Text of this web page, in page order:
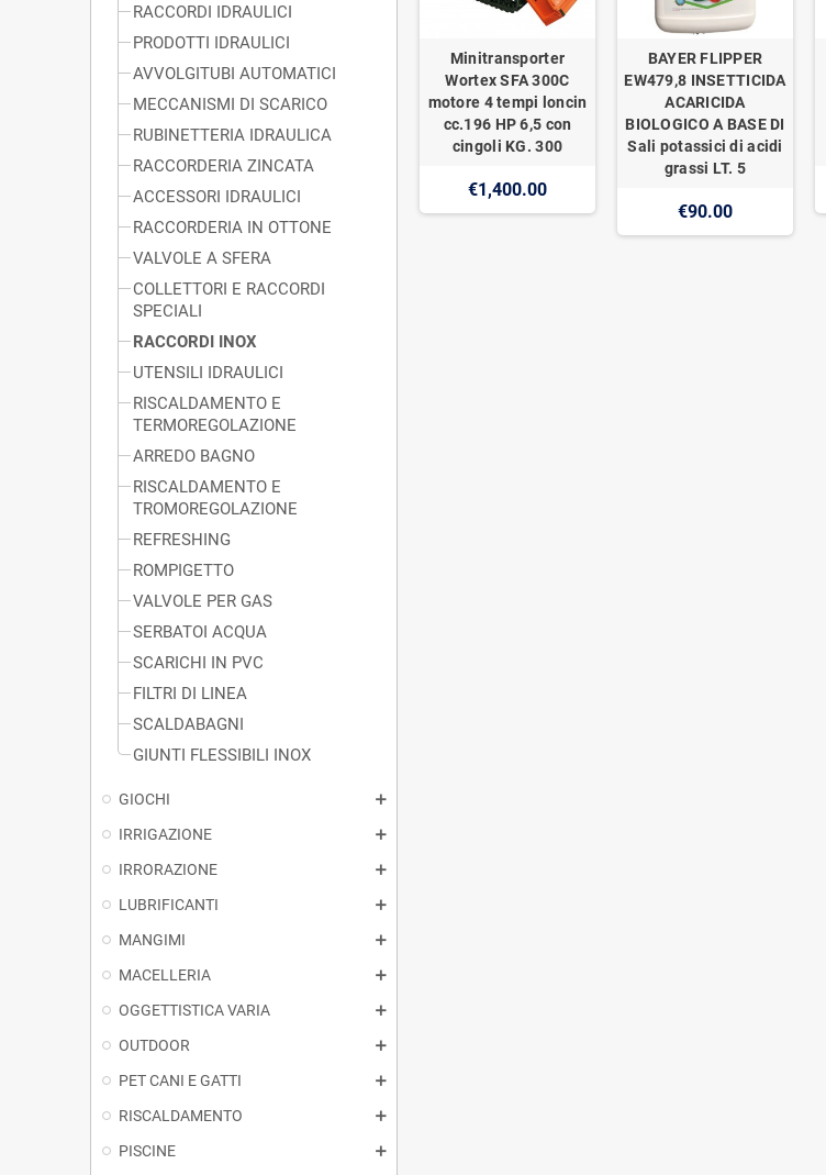
RACCORDI IDRAULICI
PRODOTTI IDRAULICI
AVVOLGITUBI AUTOMATICI
MECCANISMI DI SCARICO
RUBINETTERIA IDRAULICA
RACCORDERIA ZINCATA
ACCESSORI IDRAULICI
RACCORDERIA IN OTTONE
VALVOLE A SFERA
COLLETTORI E RACCORDI
SPECIALI
RACCORDI INOX
UTENSILI IDRAULICI
RISCALDAMENTO E
TERMOREGOLAZIONE
ARREDO BAGNO
RISCALDAMENTO E
TROMOREGOLAZIONE
REFRESHING
ROMPIGETTO
VALVOLE PER GAS
SERBATOI ACQUA
SCARICHI IN PVC
FILTRI DI LINEA
SCALDABAGNI
GIUNTI FLESSIBILI INOX
GIOCHI
IRRIGAZIONE
IRRORAZIONE
LUBRIFICANTI
MANGIMI
MACELLERIA
OGGETTISTICA VARIA
OUTDOOR
PET CANI E GATTI
RISCALDAMENTO
PISCINE
Minitransporter
Wortex SFA 300C
motore 4 tempi loncin
cc.196 HP 6,5 con
cingoli KG. 300
€1,400.00
BAYER FLIPPER
EW479,8 INSETTICIDA
ACARICIDA
BIOLOGICO A BASE DI
Sali potassici di acidi
grassi LT. 5
€90.00